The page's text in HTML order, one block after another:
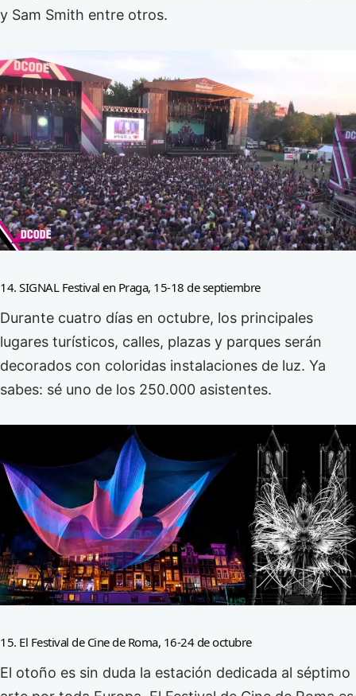
y Sam Smith entre otros.
14. SIGNAL Festival en Praga, 15-18 de septiembre
Durante cuatro días en octubre, los principales
lugares turísticos, calles, plazas y parques serán
decorados con coloridas instalaciones de luz. Ya
sabes: sé uno de los 250.000 asistentes.
15. El Festival de Cine de Roma, 16-24 de octubre
El otoño es sin duda la estación dedicada al séptimo